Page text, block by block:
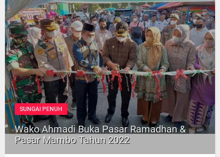
SUNGAI PENUH
Wako Ahmadi Buka Pasar Ramadhan &
Pasar Mambo Tahun 2022